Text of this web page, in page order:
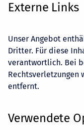
Externe Links
Unser Angebot
Dritter. Für diese
verantwortlich. Bei
Rechtsverletzungen
entfernt.
Verwendete